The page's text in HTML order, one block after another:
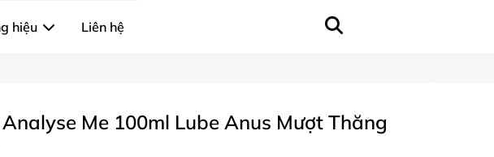
hiệu Liên hệ
Me 100ml Lube Anus Mượt Thăng